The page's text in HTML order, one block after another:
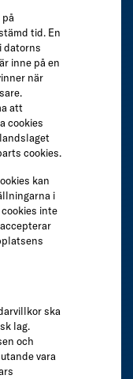
tid. En
datorns
inne på en
när
att
cookies
cookies.
kan
i
inte
ska
lag.
och
vara